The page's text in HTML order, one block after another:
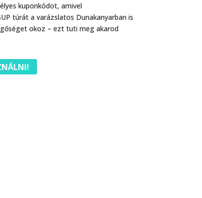
kuponkódot, amivel
túrát a varázslatos Dunakanyarban is
okoz – ezt tuti meg akarod